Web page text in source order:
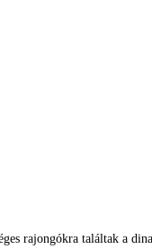
rajongókra találtak a